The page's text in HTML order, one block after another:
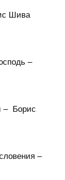
Шива
–
– Борис
–